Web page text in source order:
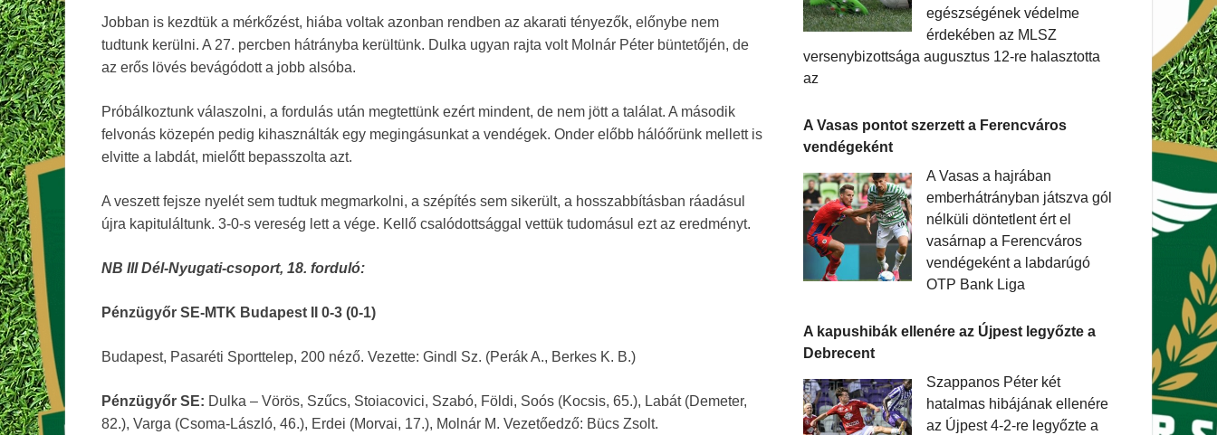
Jobban is kezdtük a mérkőzést, hiába voltak azonban rendben az akarati tényezők, előnybe nem
tudtunk kerülni. A 27. percben hátrányba kerültünk. Dulka ugyan rajta volt Molnár Péter büntetőjén, de
az erős lövés bevágódott a jobb alsóba.
Próbálkoztunk válaszolni, a fordulás után megtettünk ezért mindent, de nem jött a találat. A második
felvonás közepén pedig kihasználták egy megingásunkat a vendégek. Onder előbb hálóőrünk mellett is
elvitte a labdát, mielőtt bepasszolta azt.
A veszett fejsze nyelét sem tudtuk megmarkolni, a szépítés sem sikerült, a hosszabbításban ráadásul
újra kapituláltunk. 3-0-s vereség lett a vége. Kellő csalódottsággal vettük tudomásul ezt az eredményt.
NB III Dél-Nyugati-csoport, 18. forduló:
Pénzügyőr SE-MTK Budapest II 0-3 (0-1)
Budapest, Pasaréti Sporttelep, 200 néző. Vezette: Gindl Sz. (Perák A., Berkes K. B.)
Pénzügyőr SE: Dulka – Vörös, Szűcs, Stoiacovici, Szabó, Földi, Soós (Kocsis, 65.), Labát (Demeter,
82.), Varga (Csoma-László, 46.), Erdei (Morvai, 17.), Molnár M. Vezetőedző: Bücs Zsolt.
egészségének védelme
érdekében az MLSZ
versenybizottsága augusztus 12-re halasztotta
az
A Vasas pontot szerzett a Ferencváros
vendégeként
A Vasas a hajrában
emberhátrányban játszva gól
nélküli döntetlent ért el
vasárnap a Ferencváros
vendégeként a labdarúgó
OTP Bank Liga
A kapushibák ellenére az Újpest legyőzte a
Debrecent
Szappanos Péter két
hatalmas hibájának ellenére
az Újpest 4-2-re legyőzte a